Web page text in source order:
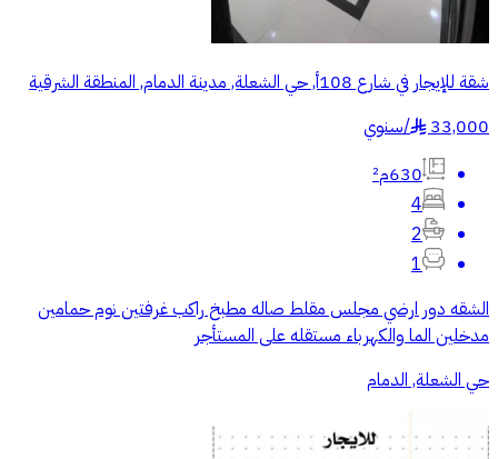
شقة للإيجار في شارع 108أ, حي الشعلة, مدينة الدمام, المنطقة الشرقية
33,000
§
/سنوي
630م²
4
2
1
الشقه دور ارضي مجلس مقلط صاله مطبخ راكب غرفتين نوم حمامين
مدخلين الما والكهرباء مستقله على المستأجر
حي الشعلة, الدمام